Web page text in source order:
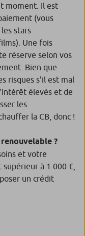
moment. Il est
(vous
stars
Une fois
réserve selon vos
Bien que
risques s’il est mal
élevés et de
les
la CB, donc !
?
et votre
à 1 000 €,
un crédit